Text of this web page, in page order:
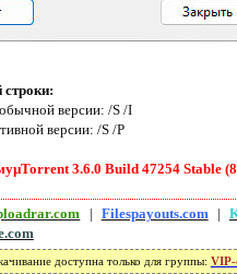
версии: /S /I
версии: /S /P
3.6.0 Build 47254 Stable
| Filespayouts.com|
доступна только для группы: VIP-